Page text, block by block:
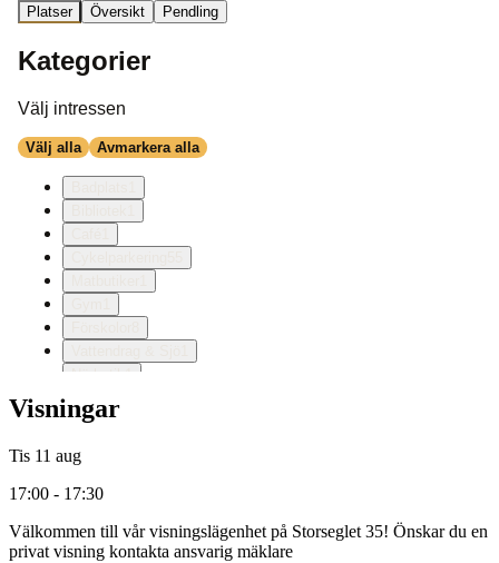
Visningar
Tis 11 aug
17:00 - 17:30
Välkommen till vår visningslägenhet på Storseglet 35! Önskar du en
privat visning kontakta ansvarig mäklare